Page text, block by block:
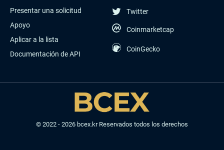
Presentar una solicitud
Apoyo
Aplicar a la lista
Documentación de API
Twitter
Coinmarketcap
CoinGecko
© 2022 - 2026 bcex.kr Reservados todos los derechos